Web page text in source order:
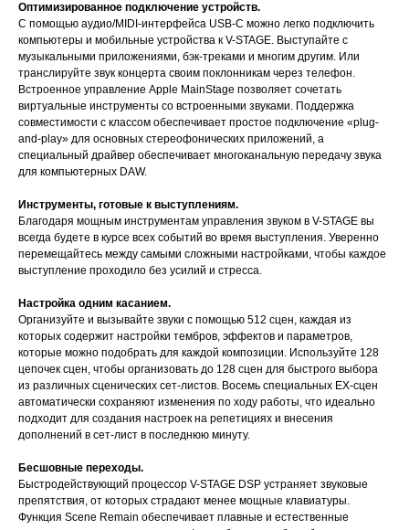
Оптимизированное подключение устройств.
С помощью аудио/MIDI-интерфейса USB-C можно легко подключить
компьютеры и мобильные устройства к V-STAGE. Выступайте с
музыкальными приложениями, бэк-треками и многим другим. Или
транслируйте звук концерта своим поклонникам через телефон.
Встроенное управление Apple MainStage позволяет сочетать
виртуальные инструменты со встроенными звуками. Поддержка
совместимости с классом обеспечивает простое подключение «plug-
and-play» для основных стереофонических приложений, а
специальный драйвер обеспечивает многоканальную передачу звука
для компьютерных DAW.
Инструменты, готовые к выступлениям.
Благодаря мощным инструментам управления звуком в V-STAGE вы
всегда будете в курсе всех событий во время выступления. Уверенно
перемещайтесь между самыми сложными настройками, чтобы каждое
выступление проходило без усилий и стресса.
Настройка одним касанием.
Организуйте и вызывайте звуки с помощью 512 сцен, каждая из
которых содержит настройки тембров, эффектов и параметров,
которые можно подобрать для каждой композиции. Используйте 128
цепочек сцен, чтобы организовать до 128 сцен для быстрого выбора
из различных сценических сет-листов. Восемь специальных EX-сцен
автоматически сохраняют изменения по ходу работы, что идеально
подходит для создания настроек на репетициях и внесения
дополнений в сет-лист в последнюю минуту.
Бесшовные переходы.
Быстродействующий процессор V-STAGE DSP устраняет звуковые
препятствия, от которых страдают менее мощные клавиатуры.
Функция Scene Remain обеспечивает плавные и естественные